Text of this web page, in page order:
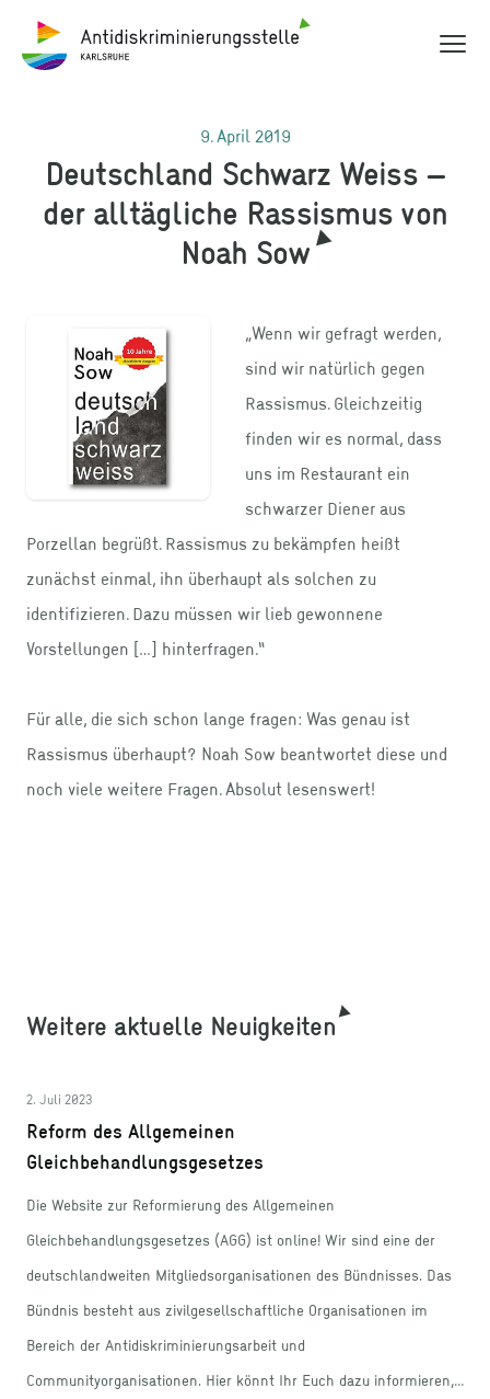
Antidiskriminierungsstelle Karlsruhe
9. April 2019
Deutschland Schwarz Weiss –
der alltägliche Rassismus von
Noah Sow
„Wenn wir gefragt werden,
sind wir natürlich gegen
Rassismus. Gleichzeitig
finden wir es normal, dass
uns im Restaurant ein
schwarzer Diener aus
Porzellan begrüßt. Rassismus zu bekämpfen heißt
zunächst einmal, ihn überhaupt als solchen zu
identifizieren. Dazu müssen wir lieb gewonnene
Vorstellungen […] hinterfragen.“
Für alle, die sich schon lange fragen: Was genau ist
Rassismus überhaupt? Noah Sow beantwortet diese und
noch viele weitere Fragen. Absolut lesenswert!
Weitere aktuelle Neuigkeiten
2. Juli 2023
Reform des Allgemeinen
Gleichbehandlungsgesetzes
Die Website zur Reformierung des Allgemeinen
Gleichbehandlungsgesetzes (AGG) ist online! Wir sind eine der
deutschlandweiten Mitgliedsorganisationen des Bündnisses. Das
Bündnis besteht aus zivilgesellschaftliche Organisationen im
Bereich der Antidiskriminierungsarbeit und
Communityorganisationen. Hier könnt Ihr Euch dazu informieren,